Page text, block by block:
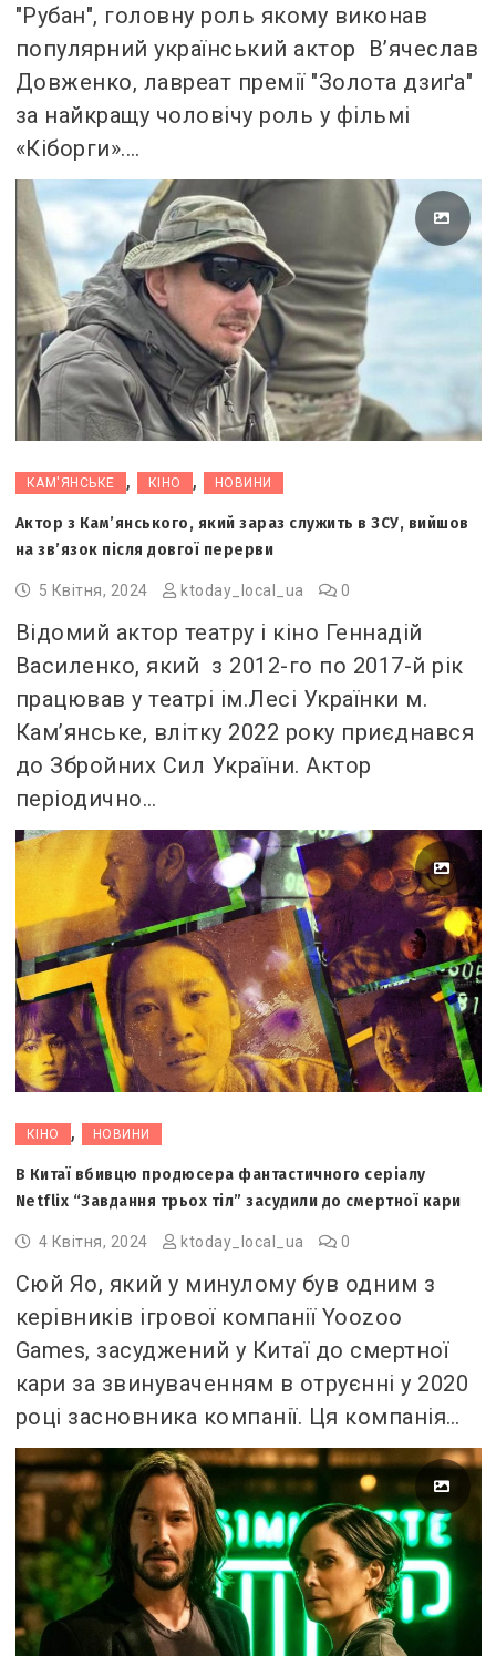
"Рубан", головну роль якому виконав
популярний український актор В’ячеслав
Довженко, лавреат премії "Золота дзиґа"
за найкращу чоловічу роль у фільмі
«Кіборги».…
КАМ'ЯНСЬКЕ , КІНО , НОВИНИ
Актор з Кам’янського, який зараз служить в ЗСУ, вийшов
на зв’язок після довгої перерви
5 Квітня, 2024 ktoday_local_ua 0
Відомий актор театру і кіно Геннадій
Василенко, який з 2012-го по 2017-й рік
працював у театрі ім.Лесі Українки м.
Кам’янське, влітку 2022 року приєднався
до Збройних Сил України. Актор
періодично…
КІНО , НОВИНИ
В Китаї вбивцю продюсера фантастичного серіалу
Netflix “Завдання трьох тіл” засудили до смертної кари
4 Квітня, 2024 ktoday_local_ua 0
Сюй Яо, який у минулому був одним з
керівників ігрової компанії Yoozoo
Games, засуджений у Китаї до смертної
кари за звинуваченням в отруєнні у 2020
році засновника компанії. Ця компанія…